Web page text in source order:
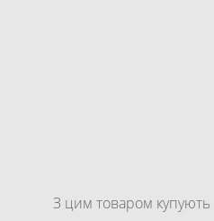
З цим товаром купують